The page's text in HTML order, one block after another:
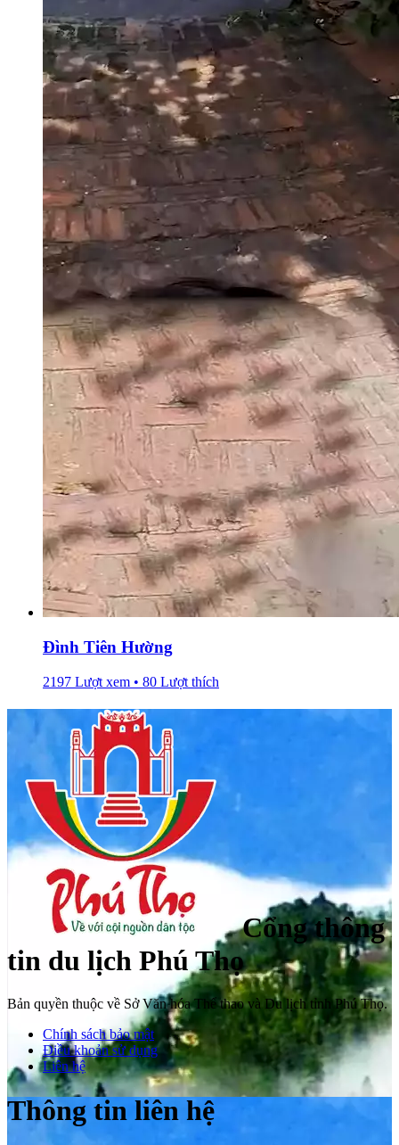
Đình Tiên Hường
2197 Lượt xem • 80 Lượt thích
Cổng thông
tin du lịch Phú Thọ
Bản quyền thuộc về Sở Văn hóa Thể thao và Du lịch tỉnh Phú Thọ.
Chính sách bảo mật
Điều khoản sử dụng
Liên hệ
Thông tin liên hệ